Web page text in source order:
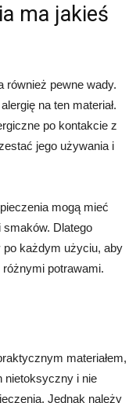
ma jakieś
również pewne wady.
na ten materiał.
po kontakcie z
jego używania i
mogą mieć
Dlatego
po każdym użyciu, aby
potrawami.
materiałem,
nietoksyczny i nie
Jednak należy